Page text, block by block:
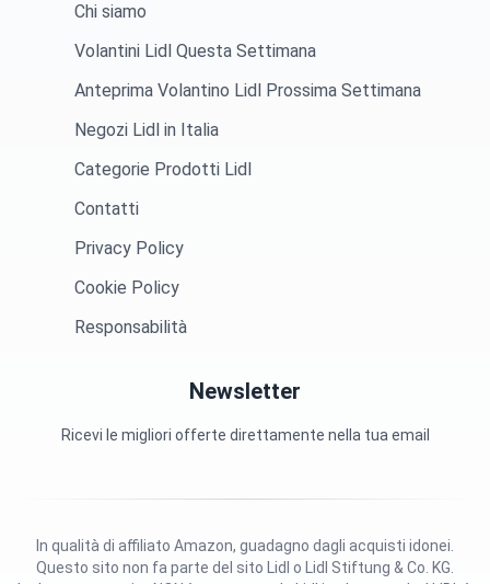
Chi siamo
Volantini Lidl Questa Settimana
Anteprima Volantino Lidl Prossima Settimana
Negozi Lidl in Italia
Categorie Prodotti Lidl
Contatti
Privacy Policy
Cookie Policy
Responsabilità
Newsletter
Ricevi le migliori offerte direttamente nella tua email
Questo sito non fa parte del sito Lidl o Lidl Stiftung & Co. KG.
In qualità di affiliato Amazon, guadagno dagli acquisti idonei.